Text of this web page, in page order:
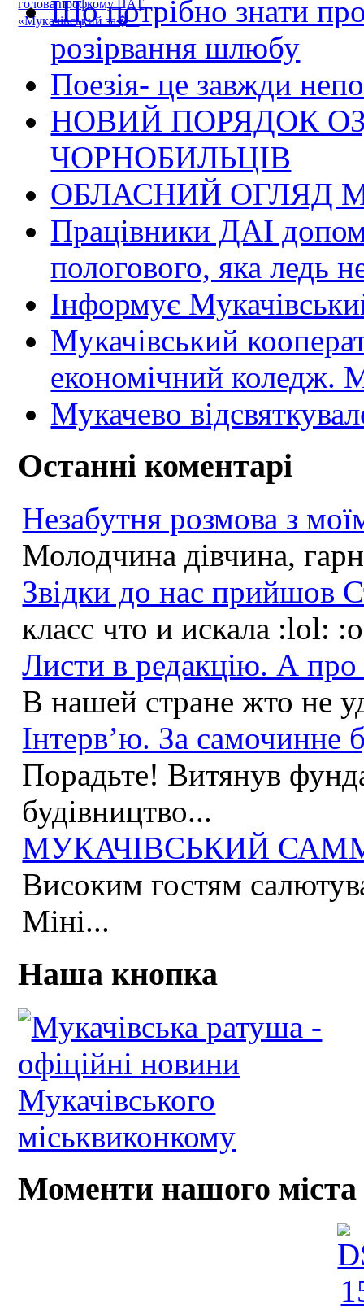
голова профкому ПАТ
«Мукачівський за�...
Що потрібно знати
розірвання шлюбу
Поезія- це завжди
НОВИЙ ПОРЯДОК
ЧОРНОБИЛЬЦІВ
ОБЛАСНИЙ ОГЛЯД
Працівники ДАІ
пологового, яка ледь
Інформує
Мукачівський
економічний
Мукачево
Останні коментарі
Незабутня розмова з
Молодчина дівчина,
Звідки до нас прийшов
класс что и искала :lol:
Листи в редакцію. А
В нашей стране жто не
Інтерв’ю. За самочинне
Порадьте! Витянув
будівництво...
МУКАЧІВСЬКИЙ
Високим гостям
Міні...
Наша кнопка
Моменти нашого міста